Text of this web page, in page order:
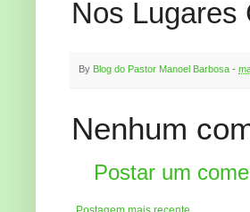
Nos Lugares
By Blog do Pastor Manoel Barbosa -
Nenhum
Postar um